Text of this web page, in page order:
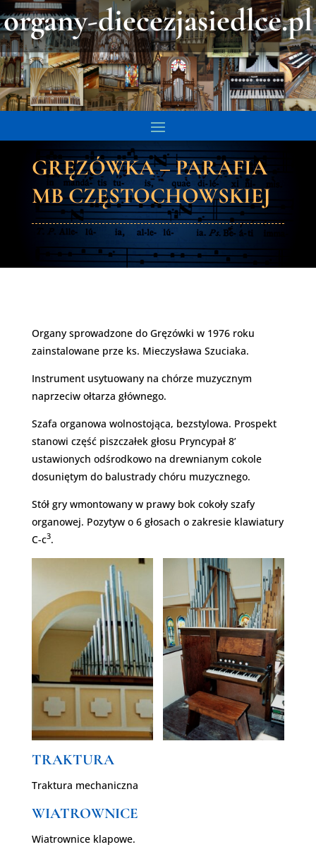
organy-diecezjasiedlce.pl
GRĘZÓWKA – PARAFIA
MB CZĘSTOCHOWSKIEJ
Organy sprowadzone do Gręzówki w 1976 roku
zainstalowane prze ks. Mieczysława Szuciaka.
Instrument usytuowany na chórze muzycznym
naprzeciw ołtarza głównego.
Szafa organowa wolnostojąca, bezstylowa. Prospekt
stanowi część piszczałek głosu Pryncypał 8’
ustawionych odśrodkowo na drewnianym cokole
dosuniętym do balustrady chóru muzycznego.
Stół gry wmontowany w prawy bok cokoły szafy
organowej. Pozytyw o 6 głosach o zakresie klawiatury
C-c3.
TRAKTURA
Traktura mechaniczna
WIATROWNICE
Wiatrownice klapowe.